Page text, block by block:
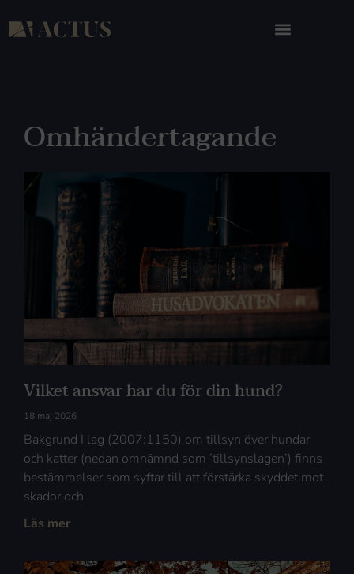
Omhändertagande
Vilket ansvar har du för din hund?
18 maj 2026
Bakgrund I lag (2007:1150) om tillsyn över hundar
och katter (nedan omnämnd som ’tillsynslagen’) finns
bestämmelser som syftar till att förstärka skyddet mot
skador och
Läs mer